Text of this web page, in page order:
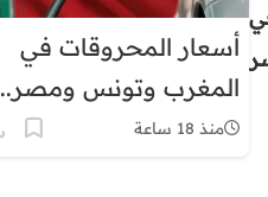
أسعار المحروقات في
المغرب وتونس ومصر..
لماذا يبدو الفارق كبيرًا؟
منذ 18 ساعة